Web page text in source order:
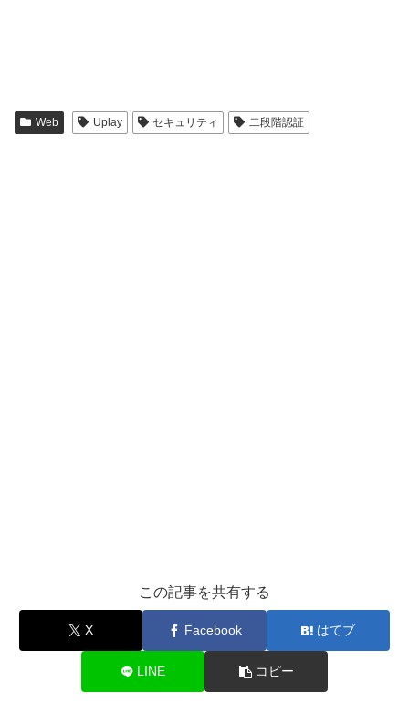
Web Uplay セキュリティ 二段階認証
この記事を共有する
X Facebook はてブ
LINE コピー